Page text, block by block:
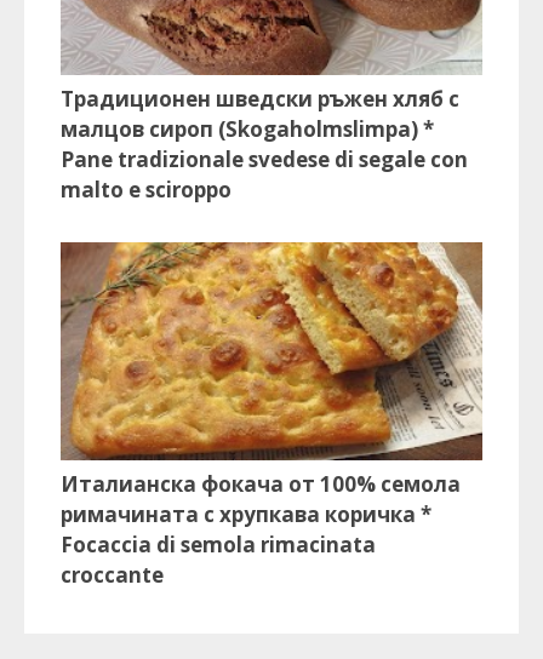
Традиционен шведски ръжен хляб с
малцов сироп (Skogaholmslimpa) *
Pane tradizionale svedese di segale con
malto e sciroppo
Италианска фокача от 100% семола
римачината с хрупкава коричка *
Focaccia di semola rimacinata
croccante